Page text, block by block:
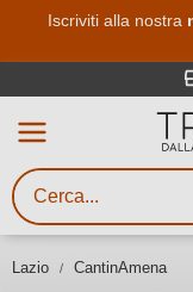
Iscriviti alla nostra
Lazio CantinAmena
Ricerca vini
Inserisci